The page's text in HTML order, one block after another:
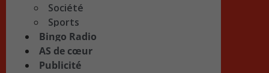
Société
Sports
Bingo Radio
AS de cœur
Publicité